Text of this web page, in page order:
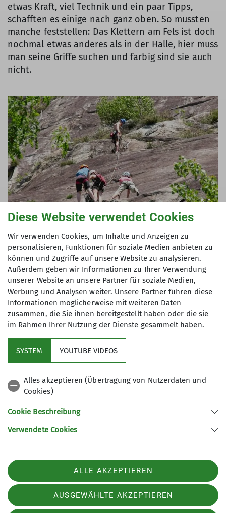
etwas Kraft, viel Technik und ein paar Tipps,
schafften es einige nach ganz oben. So mussten
manche feststellen: Das Klettern am Fels ist doch
nochmal etwas anderes als in der Halle, hier muss
man seine Griffe suchen und farbig sind sie auch
nicht.
Als auch dem Letzten die Kraft ausging, wurde die
erfolgreiche Kletter-Session wieder mit dem
Baden in der Schlucht beendet. Nach der
halbstündigen Autofahrt zurück zum
Campingplatz wurde der Bräter befeuert und
Würste mit Brot serviert. Die zweite Etappe war
geschafft!
Der Weg ist das Ziel - aber wo ist der
Weg?
zuerst baden und danach klettern zu gehen. Aber
nur ein wenig planschen wäre ja langweilig. Die
aufgebaut. Als die erste Person dann einen Haken
in einem massiven Felsbrocken entdeckte, ging es
erst richtig los. Von unten gut einsehbar war die
Route nach oben schnell ausgemacht. Niemand
Diese Website verwendet Cookies
Wir verwenden Cookies, um Inhalte und Anzeigen zu
personalisieren, Funktionen für soziale Medien anbieten zu
können und Zugriffe auf unsere Website zu analysieren.
Außerdem geben wir Informationen zu Ihrer Verwendung
unserer Website an unsere Partner für soziale Medien,
Werbung und Analysen weiter. Unsere Partner führen diese
Informationen möglicherweise mit weiteren Daten
zusammen, die Sie ihnen bereitgestellt haben oder die sie
im Rahmen Ihrer Nutzung der Dienste gesammelt haben.
SYSTEM YOUTUBE VIDEOS
Alles akzeptieren (Übertragung von Nutzerdaten und
Cookies)
Cookie Beschreibung
Verwendete Cookies
ALLE AKZEPTIEREN
AUSGEWÄHLTE AKZEPTIEREN